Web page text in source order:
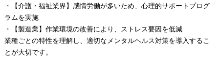
・【介護・福祉業界】感情労働が多いため、心理的サポートプログ
ラムを実施
・【製造業】作業環境の改善により、ストレス要因を低減
業種ごとの特性を理解し、適切なメンタルヘルス対策を導入するこ
とが大切です。